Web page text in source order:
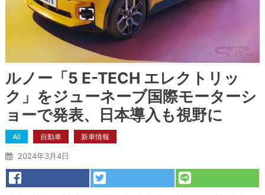
ルノー「5 E-TECH エレクトリッ
ク」をジューネーブ国際モーターシ
ョーで発表、日本導入も視野に
All 自動車 新車情報
2024年3月4日